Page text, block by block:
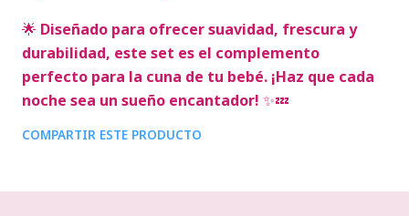
🌟 Diseñado para ofrecer suavidad, frescura y
durabilidad, este set es el complemento
perfecto para la cuna de tu bebé. ¡Haz que cada
noche sea un sueño encantador! ✨💤
COMPARTIR ESTE PRODUCTO